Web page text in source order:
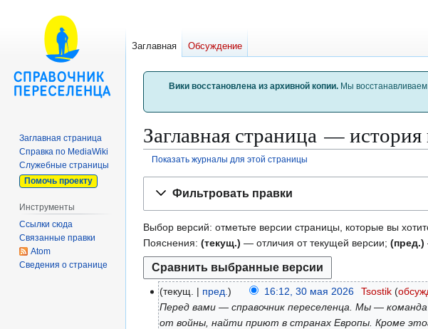
Вики восстановлена из архивной копии.Мы
Заглавная страница —
Показать журналы для этой страницы
Фильтровать правки
Выбор версий: отметьте версии страницы, которые вы
Пояснения: (текущ.) — отличия от текущей версии; (пред.)
текущ. пред. 16:12, 30 мая 2026 Tsostik
Перед вами — справочник переселенца. Мы —
от войны, найти приют в странах Европы. Кроме
Заглавная Обсуждение
Заглавная страница
Справка по MediaWiki
Служебные страницы
Помочь проекту
Инструменты
Ссылки сюда
Связанные правки
Atom
Сведения о странице